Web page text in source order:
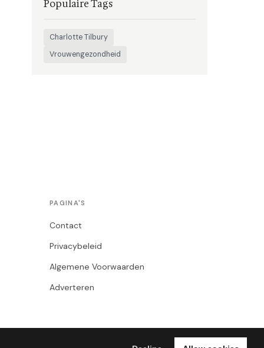
Populaire Tags
Charlotte Tilbury
Vrouwengezondheid
PAGINA'S
Contact
Privacybeleid
Algemene Voorwaarden
Adverteren